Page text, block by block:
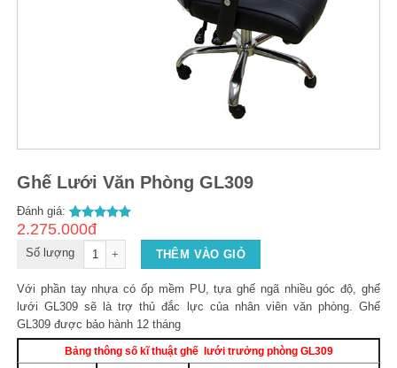
Ghế Lưới Văn Phòng GL309
Đánh giá:
2
5.00out of
2.275.000đ
Số lượng
THÊM VÀO GIỎ
Với phần tay nhựa có ốp mềm PU, tựa ghế ngã nhiều góc độ, ghế
lưới GL309 sẽ là trợ thủ đắc lực của nhân viên văn phòng. Ghế
GL309 được bảo hành 12 tháng
Bảng thông số kĩ thuật ghế lưới trưởng phòng GL309